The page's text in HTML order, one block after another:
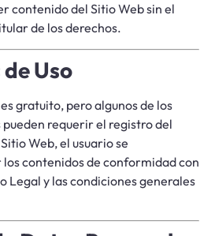
contenido del Sitio Web sin el
de los derechos.
Uso
gratuito, pero algunos de los
requerir el registro del
Web, el usuario se
contenidos de conformidad con
Legal y las condiciones generales